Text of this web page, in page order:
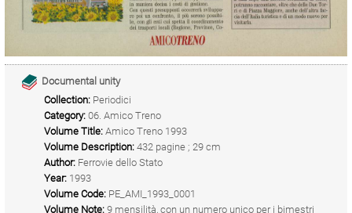
Documental unity
Collection: Periodici
Category: 06. Amico Treno
Volume Title: Amico Treno 1993
Volume Description: 432 pagine ; 29 cm
Author: Ferrovie dello Stato
Year: 1993
Volume Code: PE_AMI_1993_0001
Volume Note: 9 mensilità, con un numero unico per i bimestri